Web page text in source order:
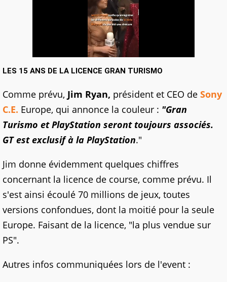
LES 15 ANS DE LA LICENCE GRAN TURISMO
Comme prévu, Jim Ryan, président et CEO de Sony
C.E. Europe, qui annonce la couleur : "Gran
Turismo et PlayStation seront toujours associés.
GT est exclusif à la PlayStation."
Jim donne évidemment quelques chiffres
concernant la licence de course, comme prévu. Il
s'est ainsi écoulé 70 millions de jeux, toutes
versions confondues, dont la moitié pour la seule
Europe. Faisant de la licence, "la plus vendue sur
PS".
Autres infos communiquées lors de l'event :